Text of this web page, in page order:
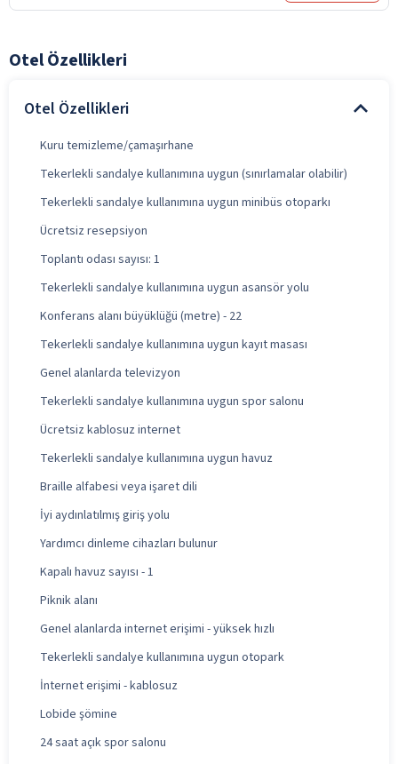
Otel Özellikleri
Otel Özellikleri
Kuru temizleme/çamaşırhane
Tekerlekli sandalye kullanımına uygun (sınırlamalar olabilir)
Tekerlekli sandalye kullanımına uygun minibüs otoparkı
Ücretsiz resepsiyon
Toplantı odası sayısı: 1
Tekerlekli sandalye kullanımına uygun asansör yolu
Konferans alanı büyüklüğü (metre) - 22
Tekerlekli sandalye kullanımına uygun kayıt masası
Genel alanlarda televizyon
Tekerlekli sandalye kullanımına uygun spor salonu
Ücretsiz kablosuz internet
Tekerlekli sandalye kullanımına uygun havuz
Braille alfabesi veya işaret dili
İyi aydınlatılmış giriş yolu
Yardımcı dinleme cihazları bulunur
Kapalı havuz sayısı - 1
Piknik alanı
Genel alanlarda internet erişimi - yüksek hızlı
Tekerlekli sandalye kullanımına uygun otopark
İnternet erişimi - kablosuz
Lobide şömine
24 saat açık spor salonu